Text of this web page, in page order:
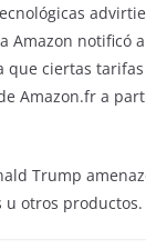
Amazon notificó
que ciertas
Amazon.fr a
Trump
u otros productos.